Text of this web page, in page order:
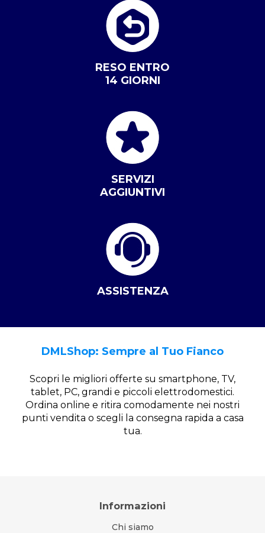
RESO ENTRO
14 GIORNI
SERVIZI
AGGIUNTIVI
ASSISTENZA
DMLShop: Sempre al Tuo Fianco
Scopri le migliori offerte su smartphone, TV,
tablet, PC, grandi e piccoli elettrodomestici.
Ordina online e ritira comodamente nei nostri
punti vendita o scegli la consegna rapida a casa
tua.
Informazioni
Chi siamo